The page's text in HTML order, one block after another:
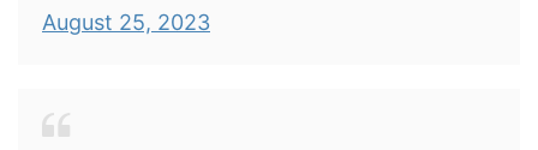
August 25, 2023